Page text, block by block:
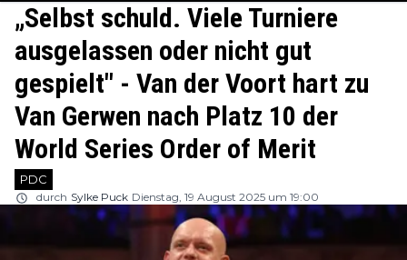
„Selbst schuld. Viele Turniere
ausgelassen oder nicht gut
gespielt" - Van der Voort hart zu
Van Gerwen nach Platz 10 der
World Series Order of Merit
PDC
durch Sylke Puck Dienstag, 19 August 2025 um 19:00